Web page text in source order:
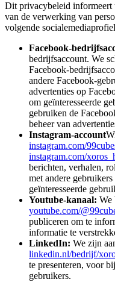
Dit privacybeleid informeert
van de verwerking van
volgende
Facebook-
bedrijfsaccount. We
Facebook-
andere Facebook-
advertenties op
om geïnteresseerde
gebruiken de
beheer van
Instagram-account
instagram.com/
instagram.com/
berichten, verhalen,
met andere
geïnteresseerde
Youtube-kanaal: We
youtube.com/
publiceren om te
informatie te
LinkedIn: We zijn
linkedin.nl/bedrijf/
te presenteren, voor
gebruikers.